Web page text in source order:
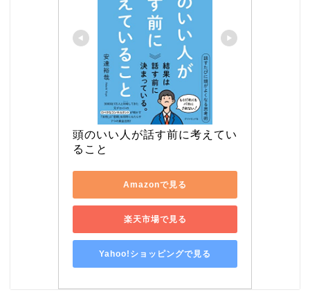
頭のいい人が話す前に考えてい
ること
Amazonで見る
楽天市場で見る
Yahoo!ショッピングで見る